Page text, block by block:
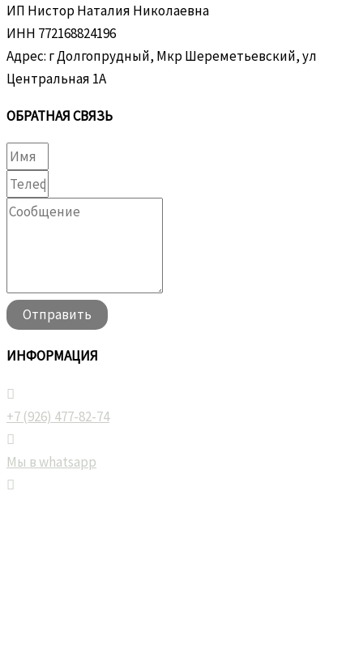
ИП Нистор Наталия Николаевна
ИНН 772168824196
Адрес: г Долгопрудный, Мкр Шереметьевский, ул
Центральная 1А
ОБРАТНАЯ СВЯЗЬ
Отправить
ИНФОРМАЦИЯ
+7 (926) 477-82-74
Мы в whatsapp